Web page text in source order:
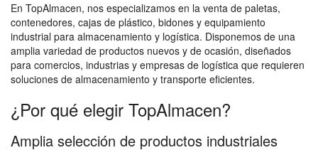
En TopAlmacen, nos especializamos en la venta de paletas,
contenedores, cajas de plástico, bidones y equipamiento
industrial para almacenamiento y logística. Disponemos de una
amplia variedad de productos nuevos y de ocasión, diseñados
para comercios, industrias y empresas de logística que requieren
soluciones de almacenamiento y transporte eficientes.
¿Por qué elegir TopAlmacen?
Amplia selección de productos industriales